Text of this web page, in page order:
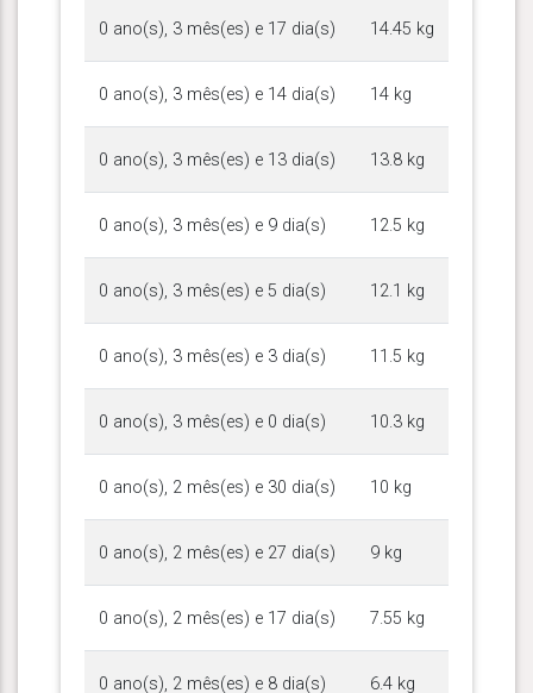
0 ano(s), 3 mês(es) e 17 dia(s) 14.45 kg
0 ano(s), 3 mês(es) e 14 dia(s) 14 kg
0 ano(s), 3 mês(es) e 13 dia(s) 13.8 kg
0 ano(s), 3 mês(es) e 9 dia(s) 12.5 kg
0 ano(s), 3 mês(es) e 5 dia(s) 12.1 kg
0 ano(s), 3 mês(es) e 3 dia(s) 11.5 kg
0 ano(s), 3 mês(es) e 0 dia(s) 10.3 kg
0 ano(s), 2 mês(es) e 30 dia(s) 10 kg
0 ano(s), 2 mês(es) e 27 dia(s) 9 kg
0 ano(s), 2 mês(es) e 17 dia(s) 7.55 kg
0 ano(s), 2 mês(es) e 8 dia(s) 6.4 kg